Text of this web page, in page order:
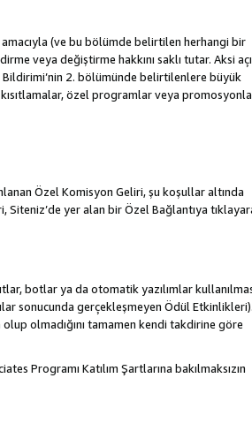
amacıyla (ve bu bölümde belirtilen herhangi bir
veya değiştirme hakkını saklı tutar. Aksi
2. bölümünde belirtilenlere büyük
özel programlar veya
Özel Komisyon Geliri, şu koşullar altında
yer alan bir Özel Bağlantıya
botlar ya da otomatik yazılımlar
sonucunda gerçekleşmeyen Ödül Etkinlikleri).
olmadığını tamamen kendi takdirine göre
Programı Katılım Şartlarına bakılmaksızın